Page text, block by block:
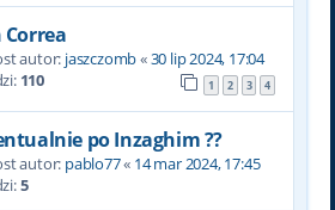
Correa
autor: jaszczomb«30 lip 2024, 17:04
110 1 2 3 4
po Inzaghim ??
autor: pablo77« 14 mar 2024, 17:45
5